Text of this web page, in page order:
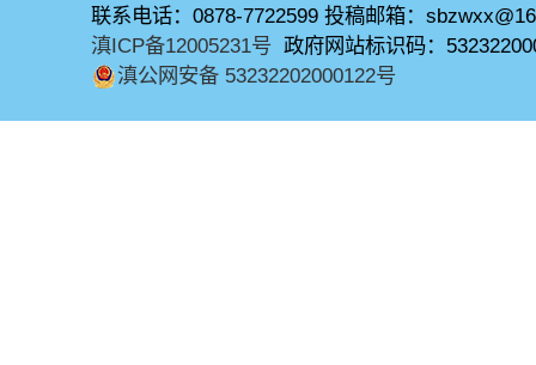
联系电话：0878-7722599 投稿邮箱：
滇ICP备12005231号 政府网站标识码：
滇公网安备 53232202000122号